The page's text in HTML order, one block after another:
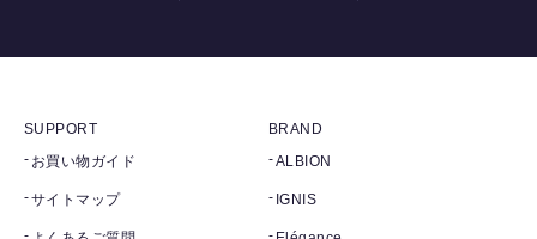
SUPPORT
お買い物ガイド
サイトマップ
BRAND
ALBION
IGNIS